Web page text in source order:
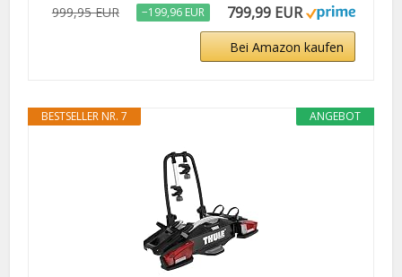
999,95 EUR −199,96 EUR 799,99 EUR
Bei Amazon kaufen
ANGEBOT
BESTSELLER NR. 7